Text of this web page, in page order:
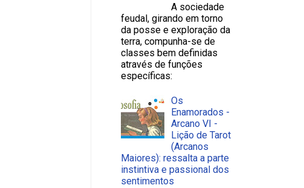
A sociedade
feudal, girando em torno
da posse e exploração da
terra, compunha-se de
classes bem definidas
através de funções
específicas:
Os
Enamorados -
Arcano VI -
Lição de Tarot
(Arcanos
Maiores): ressalta a parte
instintiva e passional dos
sentimentos